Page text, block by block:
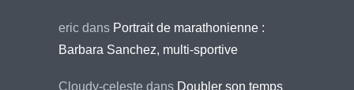
eric dans Portrait de marathonienne :
Barbara Sanchez, multi-sportive
Cloudy-celeste dans Doubler son temps